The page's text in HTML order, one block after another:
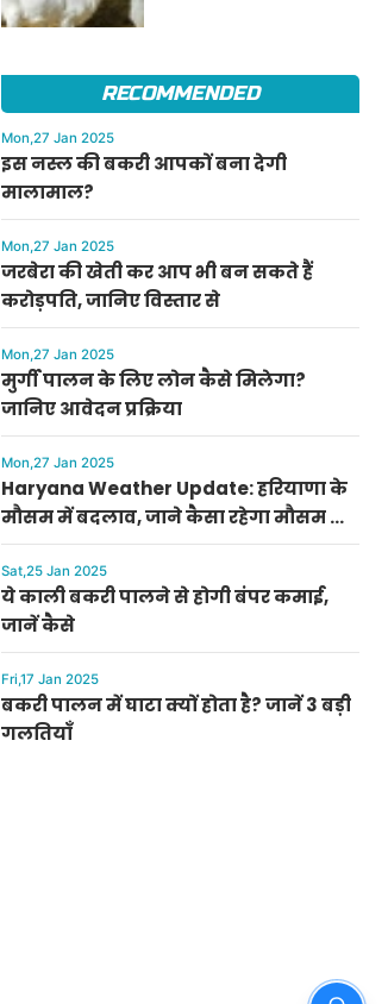
RECOMMENDED
Mon,27 Jan 2025
इस नस्ल की बकरी आपकों बना देगी
मालामाल?
Mon,27 Jan 2025
जरबेरा की खेती कर आप भी बन सकते हैं
करोड़पति, जानिए विस्तार से
Mon,27 Jan 2025
मुर्गी पालन के लिए लोन कैसे मिलेगा?
जानिए आवेदन प्रक्रिया
Mon,27 Jan 2025
Haryana Weather Update: हरियाणा के
मौसम में बदलाव, जाने कैसा रहेगा मौसम का
हाल
Sat,25 Jan 2025
ये काली बकरी पालने से होगी बंपर कमाई,
जानें कैसे
Fri,17 Jan 2025
बकरी पालन में घाटा क्यों होता है? जानें 3 बड़ी
गलतियाँ